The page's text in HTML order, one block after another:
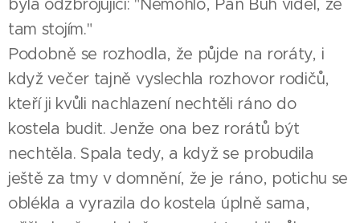
tam stojím."
Podobně se rozhodla, že půjde na roráty, i
když večer tajně vyslechla rozhovor rodičů,
kteří ji kvůli nachlazení nechtěli ráno do
kostela budit. Jenže ona bez rorátů být
nechtěla. Spala tedy, a když se probudila
ještě za tmy v domnění, že je ráno, potichu se
oblékla a vyrazila do kostela úplně sama,